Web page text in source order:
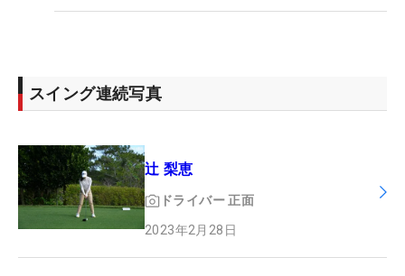
スイング連続写真
辻 梨恵
ドライバー 正面
2023年2月28日